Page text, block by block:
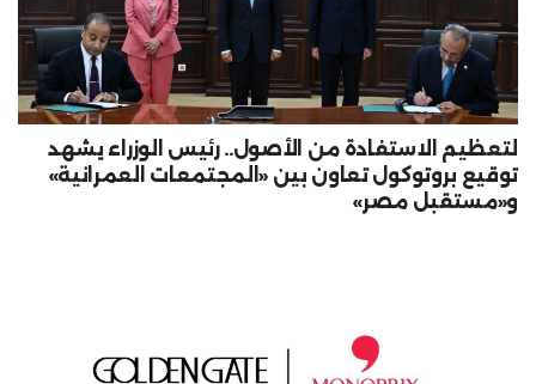
لتعظيم الاستفادة من الأصول.. رئيس الوزراء يشهد
توقيع بروتوكول تعاون بين «المجتمعات العمرانية»
و«مستقبل مصر»